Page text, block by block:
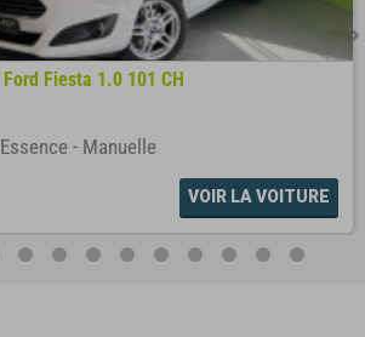
Ford Fiesta 1.0 101 CH
Essence - Manuelle
VOIR LA VOITURE